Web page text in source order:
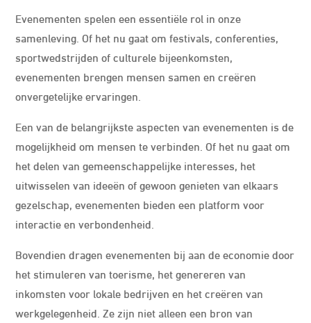
Evenementen spelen een essentiële rol in onze
samenleving. Of het nu gaat om festivals, conferenties,
sportwedstrijden of culturele bijeenkomsten,
evenementen brengen mensen samen en creëren
onvergetelijke ervaringen.
Een van de belangrijkste aspecten van evenementen is de
mogelijkheid om mensen te verbinden. Of het nu gaat om
het delen van gemeenschappelijke interesses, het
uitwisselen van ideeën of gewoon genieten van elkaars
gezelschap, evenementen bieden een platform voor
interactie en verbondenheid.
Bovendien dragen evenementen bij aan de economie door
het stimuleren van toerisme, het genereren van
inkomsten voor lokale bedrijven en het creëren van
werkgelegenheid. Ze zijn niet alleen een bron van